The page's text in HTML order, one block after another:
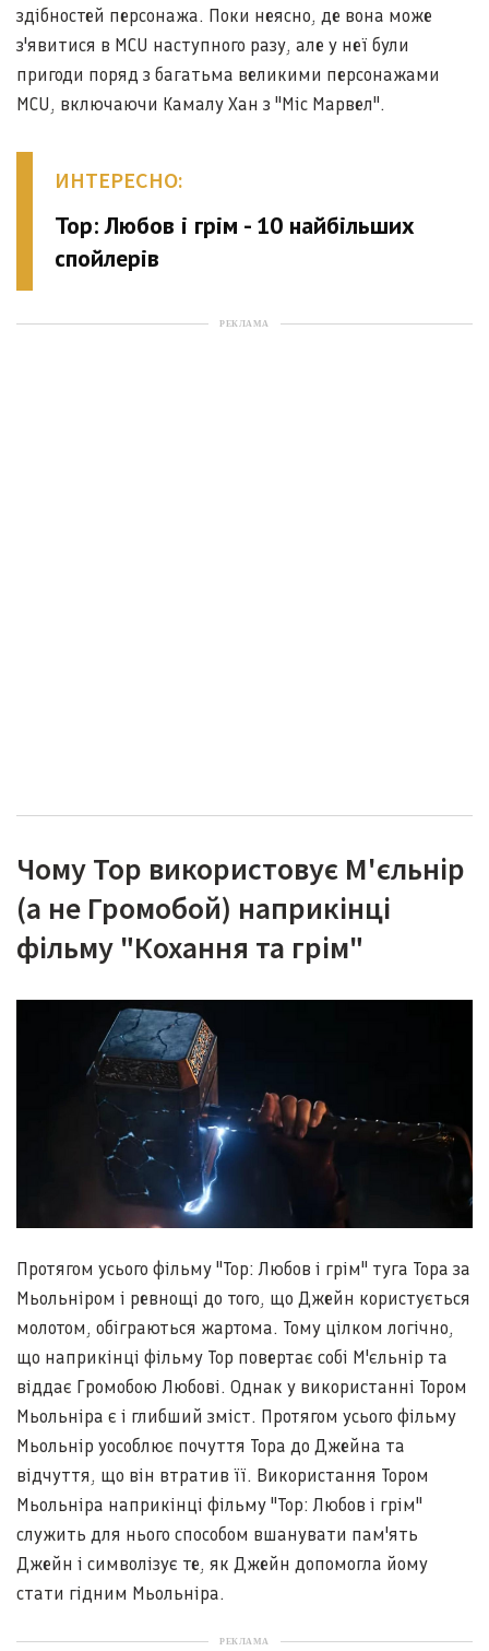
здібностей персонажа. Поки неясно, де вона може
з'явитися в MCU наступного разу, але у неї були
пригоди поряд з багатьма великими персонажами
MCU, включаючи Камалу Хан з "Міс Марвел".
ИНТЕРЕСНО:
Тор: Любов і грім - 10 найбільших
спойлерів
РЕКЛАМА
Чому Тор використовує М'єльнір
(а не Громобой) наприкінці
фільму "Кохання та грім"
Протягом усього фільму "Тор: Любов і грім" туга Тора за
Мьольніром і ревнощі до того, що Джейн користується
молотом, обіграються жартома. Тому цілком логічно,
що наприкінці фільму Тор повертає собі М'єльнір та
віддає Громобою Любові. Однак у використанні Тором
Мьольніра є і глибший зміст. Протягом усього фільму
Мьольнір уособлює почуття Тора до Джейна та
відчуття, що він втратив її. Використання Тором
Мьольніра наприкінці фільму "Тор: Любов і грім"
служить для нього способом вшанувати пам'ять
Джейн і символізує те, як Джейн допомогла йому
стати гідним Мьольніра.
РЕКЛАМА